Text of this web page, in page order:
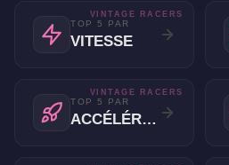
TOP 5 PAR
VITESSE
VINTAGE RACERS
TOP 5 PAR
ACCÉLÉRATION
VINTAGE RACERS